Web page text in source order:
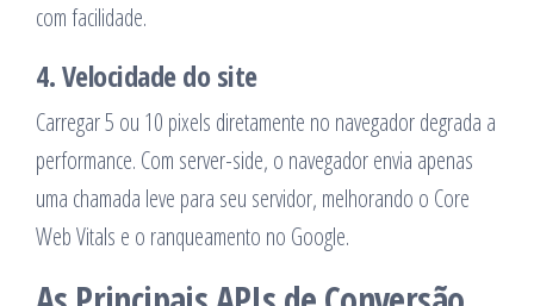
com facilidade.
4. Velocidade do site
Carregar 5 ou 10 pixels diretamente no navegador degrada a
performance. Com server-side, o navegador envia apenas
uma chamada leve para seu servidor, melhorando o Core
Web Vitals e o ranqueamento no Google.